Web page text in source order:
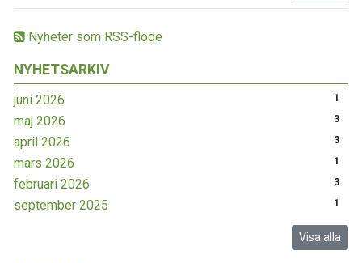
Nyheter som RSS-flöde
NYHETSARKIV
juni 2026 1
maj 2026 3
april 2026 3
mars 2026 1
februari 2026 3
september 2025 1
Visa alla